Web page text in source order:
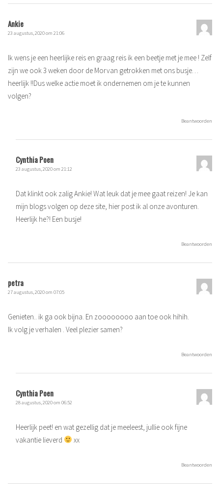
Ankie
23 augustus, 2020 om 21:06
Ik wens je een heerlijke reis en graag reis ik een beetje met je mee ! Zelf
zijn we ook 3 weken door de Morvan getrokken met ons busje…
heerlijk !!Dus welke actie moet ik ondernemen om je te kunnen
volgen?
Beantwoorden
Cynthia Poen
23 augustus, 2020 om 21:12
Dat klinkt ook zalig Ankie! Wat leuk dat je mee gaat reizen! Je kan
mijn blogs volgen op deze site, hier post ik al onze avonturen.
Heerlijk he?! Een busje!
Beantwoorden
petra
27 augustus, 2020 om 07:05
Genieten.. ik ga ook bijna. En zoooooooo aan toe ook hihih.
Ik volg je verhalen . Veel plezier samen?
Beantwoorden
Cynthia Poen
28 augustus, 2020 om 06:52
Heerlijk peet! en wat gezellig dat je meeleest, jullie ook fijne
vakantie lieverd
xx
Beantwoorden